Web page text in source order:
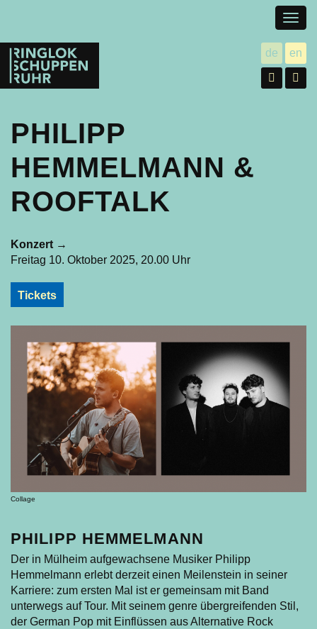
Ringlokschuppen
Ruhr
de utsch
en
PHILIPP
HEMMELMANN &
ROOFTALK
Konzert →
Freitag 10. Oktober 2025, 20.00 Uhr
Tickets
Collage
PHILIPP HEMMELMANN
Der in Mülheim aufgewachsene Musiker Philipp
Hemmelmann erlebt derzeit einen Meilenstein in seiner
Karriere: zum ersten Mal ist er gemeinsam mit Band
unterwegs auf Tour. Mit seinem genre übergreifenden Stil,
der German Pop mit Einflüssen aus Alternative Rock